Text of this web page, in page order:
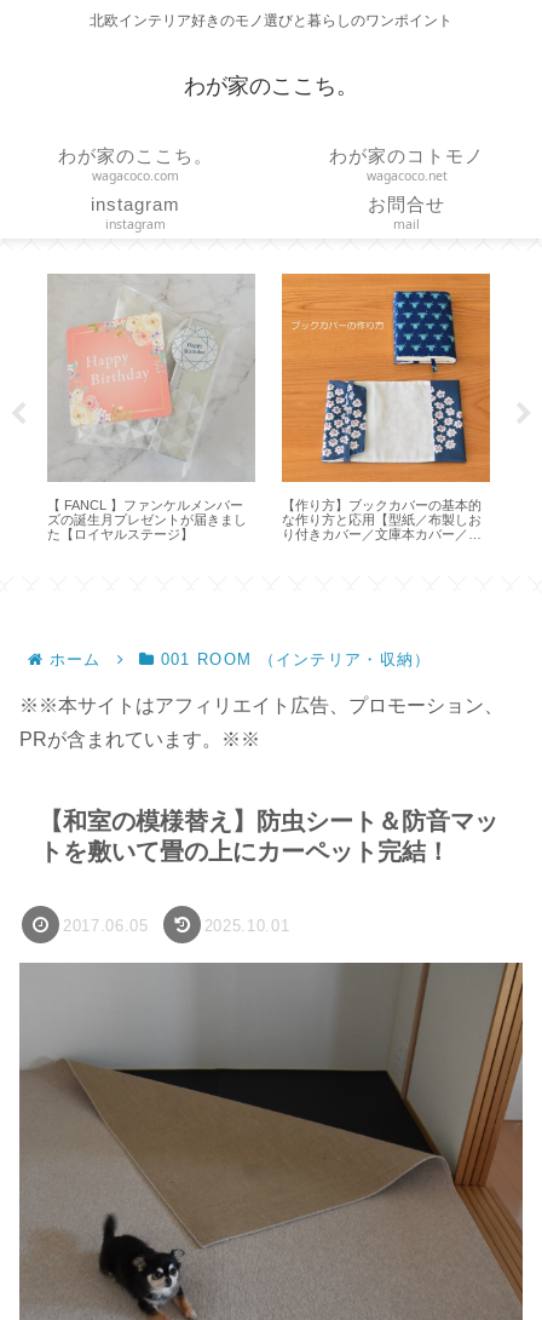
北欧インテリア好きのモノ選びと暮らしのワンポイント
わが家のここち。
わが家のここち。
wagacoco.com
わが家のコトモノ
wagacoco.net
instagram
instagram
お問合せ
mail
【 FANCL 】ファンケルメンバー
ズの誕生月プレゼントが届きまし
た【ロイヤルステージ】
【作り方】ブックカバーの基本的
な作り方と応用【型紙／布製しお
り付きカバー／文庫本カバー／ハ
ホーム 001 ROOM （インテリア・収納）
※※本サイトはアフィリエイト広告、プロモーション、
PRが含まれています。※※
【和室の模様替え】防虫シート＆防音マッ
トを敷いて畳の上にカーペット完結！
2017.06.05 2025.10.01